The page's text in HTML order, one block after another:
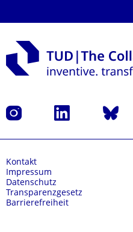
Instagram LinkedIn Bluesky
Kontakt
Impressum
Datenschutz
Transparenzgesetz
Barrierefreiheit